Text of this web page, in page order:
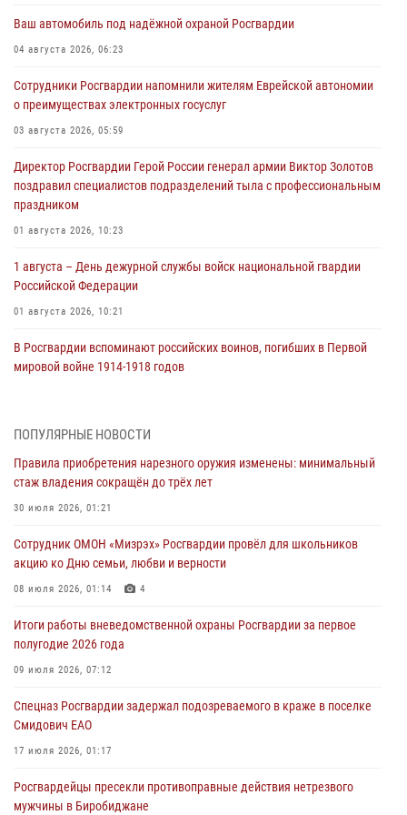
Ваш автомобиль под надёжной охраной Росгвардии
04 августа 2026, 06:23
Сотрудники Росгвардии напомнили жителям Еврейской автономии
о преимуществах электронных госуслуг
03 августа 2026, 05:59
Директор Росгвардии Герой России генерал армии Виктор Золотов
поздравил специалистов подразделений тыла с профессиональным
праздником
01 августа 2026, 10:23
1 августа – День дежурной службы войск национальной гвардии
Российской Федерации
01 августа 2026, 10:21
В Росгвардии вспоминают российских воинов, погибших в Первой
мировой войне 1914-1918 годов
Внесены изменения в правила проведения контрольного отстрела
31 июля 2026, 01:48
Правила приобретения нарезного оружия изменены: минимальный
30 июля 2026, 01:21
Росгвардейцы задержали гражданина за хулиганство и попытку
29 июля 2026, 01:05
В Биробиджане почтили небесного покровителя
28 июля 2026, 01:42 3
ПОПУЛЯРНЫЕ НОВОСТИ
Правила приобретения нарезного оружия изменены: минимальный
стаж владения сокращён до трёх лет
30 июля 2026, 01:21
Сотрудник ОМОН «Мизрэх» Росгвардии провёл для школьников
акцию ко Дню семьи, любви и верности
08 июля 2026, 01:14 4
Итоги работы вневедомственной охраны Росгвардии за первое
полугодие 2026 года
09 июля 2026, 07:12
Спецназ Росгвардии задержал подозреваемого в краже в поселке
Смидович ЕАО
17 июля 2026, 01:17
Росгвардейцы пресекли противоправные действия нетрезвого
мужчины в Биробиджане